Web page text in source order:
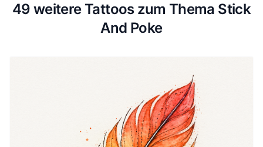
49 weitere Tattoos zum Thema Stick
And Poke